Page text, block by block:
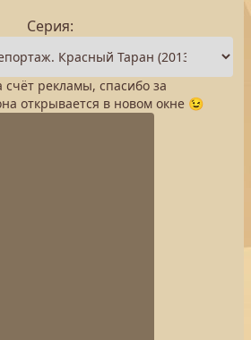
Серия:
счёт рекламы, спасибо за
открывается в новом окне 😉